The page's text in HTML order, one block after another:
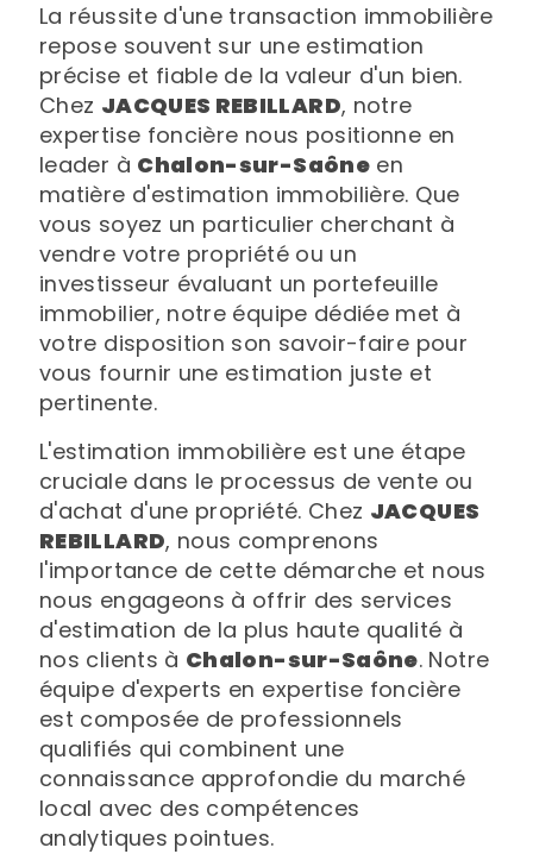
La réussite d'une transaction immobilière
repose souvent sur une estimation
précise et fiable de la valeur d'un bien.
Chez JACQUES REBILLARD, notre
expertise foncière nous positionne en
leader à Chalon-sur-Saôneen
matière d'estimation immobilière. Que
vous soyez un particulier cherchant à
vendre votre propriété ou un
investisseur évaluant un portefeuille
immobilier, notre équipe dédiée met à
votre disposition son savoir-faire pour
vous fournir une estimation juste et
pertinente.
L'estimation immobilière est une étape
cruciale dans le processus de vente ou
d'achat d'une propriété. Chez JACQUES
REBILLARD, nous comprenons
l'importance de cette démarche et nous
nous engageons à offrir des services
d'estimation de la plus haute qualité à
nos clients à Chalon-sur-Saône. Notre
équipe d'experts en expertise foncière
est composée de professionnels
qualifiés qui combinent une
connaissance approfondie du marché
local avec des compétences
analytiques pointues.